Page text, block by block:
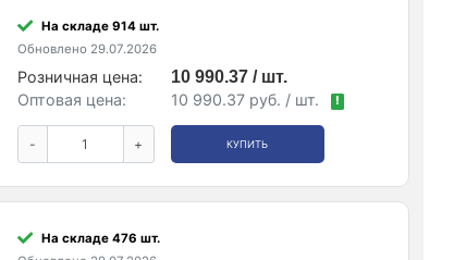
На складе 914 шт.
Обновлено 29.07.2026
Розничная цена:
10 990.37 / шт.
Оптовая цена:
10 990.37 руб. / шт. !
- + КУПИТЬ
На складе 476 шт.